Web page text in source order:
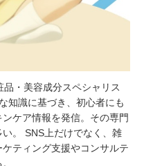
・美容成分スペシャリス
知識に基づき、初心者にも
ケア情報を発信。その専門
。 SNS上だけでなく、雑
ティング支援やコンサルテ